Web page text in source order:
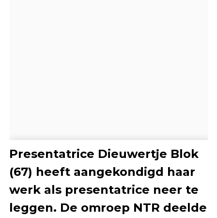
Presentatrice Dieuwertje Blok
(67) heeft aangekondigd haar
werk als presentatrice neer te
leggen. De omroep NTR deelde